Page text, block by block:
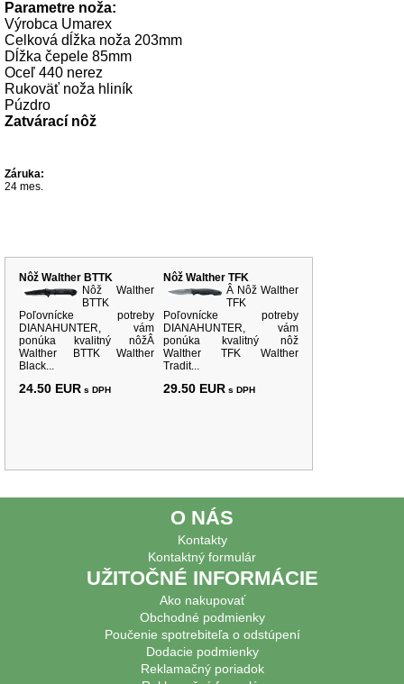
Parametre noža:
Výrobca Umarex
Celková dĺžka noža 203mm
Dĺžka čepele 85mm
Oceľ 440 nerez
Rukoväť noža hliník
Púzdro
Zatvárací nôž
Záruka:
24 mes.
Nôž Walther BTTK
Nôž Walther
BTTK
Poľovnícke potreby
DIANAHUNTER, vám
ponúka kvalitný nôžÂ
Walther BTTK Walther
Black...
24.50 EUR s DPH
Nôž Walther TFK
Â Nôž Walther
TFK
Poľovnícke potreby
DIANAHUNTER, vám
ponúka kvalitný nôž
Walther TFK Walther
Tradit...
29.50 EUR s DPH
O NÁS
Kontakty
Kontaktný formulár
UŽITOČNÉ INFORMÁCIE
Ako nakupovať
Obchodné podmienky
Poučenie spotrebiteľa o odstúpení
Dodacie podmienky
Reklamačný poriadok